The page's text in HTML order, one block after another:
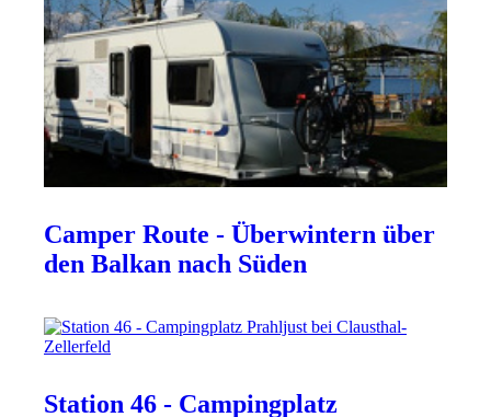
Camper Route - Überwintern über
den Balkan nach Süden
Station 46 - Campingplatz